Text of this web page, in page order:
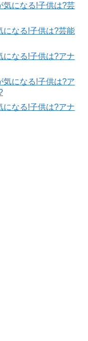
気になる!子供は?芸
になる!子供は?芸能
になる!子供は?アナ
気になる!子供は?ア
になる!子供は?アナ